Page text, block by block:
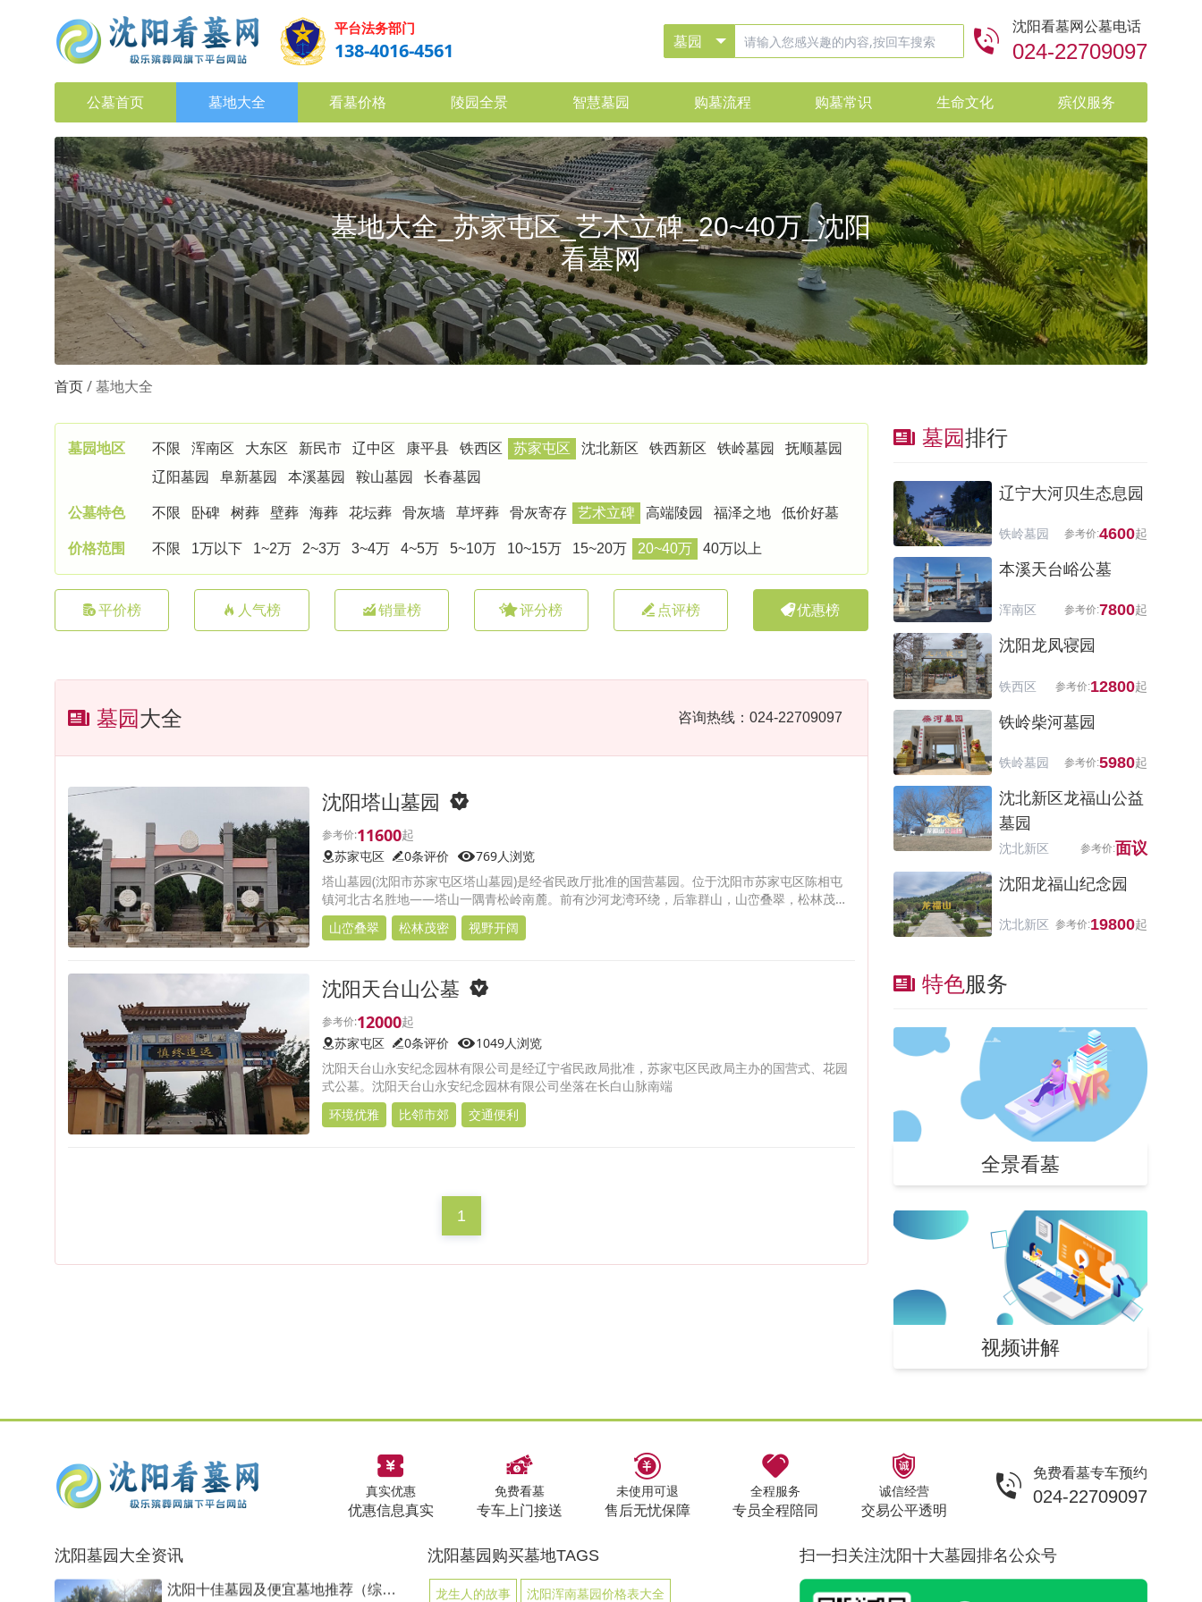
平台法务部门
138-4016-4561
沈阳看墓网公墓电话
024-22709097
公墓首页 墓地大全 看墓价格 陵园全景 智慧墓园 购墓流程 购墓常识 生命文化 殡仪服务
墓地大全_苏家屯区_艺术立碑_20~40万_沈阳
看墓网
首页 墓地大全
墓园地区 不限 浑南区 大东区 新民市 辽中区 康平县 铁西区 苏家屯区 沈北新区 铁西新区 铁岭墓园
抚顺墓园
辽阳墓园
阜新墓园 本溪墓园 鞍山墓园 长春墓园
公墓特色 不限 卧碑 树葬 壁葬 海葬 花坛葬 骨灰墙 草坪葬 骨灰寄存 艺术立碑 高端陵园 福泽之地 低价好墓
价格范围 不限 1万以下 1~2万 2~3万 3~4万 4~5万 5~10万 10~15万 15~20万 20~40万 40万以上
平价榜 人气榜 销量榜 评分榜 点评榜 优惠榜
墓园大全 咨询热线：024-22709097
沈阳塔山墓园
11600
苏家屯区 0条评价
769人浏览
塔山墓园(沈阳市苏家屯区塔山墓园)是经省民政厅批准的国营墓园。位于沈阳市苏家屯区陈相屯
镇河北古名胜地——塔山一隅青松岭南麓。前有沙河龙湾环绕，后靠群山，山峦叠翠，松林茂
密，常年郁郁葱葱。
山峦叠翠 松林茂密 视野开阔
沈阳天台山公墓
12000
苏家屯区 0条评价
1049人浏览
沈阳天台山永安纪念园林有限公司是经辽宁省民政局批准，苏家屯区民政局主办的国营式、花园
式公墓。沈阳天台山永安纪念园林有限公司坐落在长白山脉南端
环境优雅
比邻市郊 交通便利
1
墓园排行
辽宁大河贝生态息园
铁岭墓园
4600
本溪天台峪公墓
浑南区
7800
沈阳龙凤寝园
铁西区
12800
铁岭柴河墓园
铁岭墓园
5980
沈北新区龙福山公益
墓园
沈北新区
面议
沈阳龙福山纪念园
沈北新区 19800
特色服务
全景看墓
视频讲解
真实优惠
优惠信息真实
免费看墓
专车上门接送
未使用可退
售后无忧保障
全程服务
专员全程陪同
诚信经营
交易公平透明
免费看墓专车预约
024-22709097
沈阳墓园大全资讯
2026沈阳墓园选购全指南：正规公墓
和殡葬理念升级，越来越多家庭开始提前
规划寿穴或为长辈选购安息之地。选择沈
阳公墓是一项关系情感寄托、家族传承和
沈阳十佳墓园及便宜墓地推荐（综合
沈阳墓园购买墓地TAGS
龙生人的故事 沈阳浑南墓园价格表大全
扫一扫关注沈阳十大墓园排名公众号